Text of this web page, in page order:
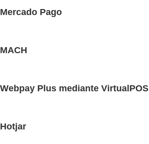
Mercado Pago
MACH
Webpay Plus mediante VirtualPOS
Hotjar